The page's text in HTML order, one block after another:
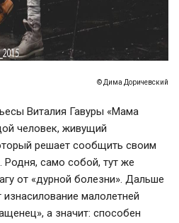
© Дима Доричевский
Виталия Гавуры «Мама
человек, живущий
решает сообщить своим
Родня, само собой, тут же
от «дурной болезни». Дальше
малолетней
а значит: способен